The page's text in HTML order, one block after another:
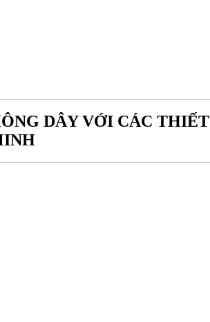
DÂY VỚI CÁC THIẾT